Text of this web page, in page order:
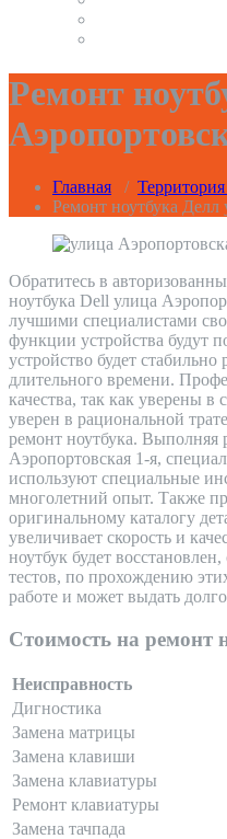
Ремонт
Главная /
Ремонт ноутбука Делл
Обратитесь в
ноутбука Dell улица
лучшими специалистами
функции устройства будут
устройство будет
длительного времени.
качества, так как уверены в
уверен в рациональной
ремонт ноутбука. Выполняя
Аэропортовская 1-я,
используют специальные
многолетний опыт. Также
оригинальному каталогу
увеличивает скорость и
ноутбук будет
тестов, по прохождению
работе и может выдать
Стоимость на ремонт
Неисправность
Дигностика
Замена матрицы
Замена клавиши
Замена клавиатуры
Ремонт клавиатуры
Замена тачпада